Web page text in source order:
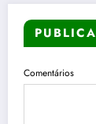
Comentários